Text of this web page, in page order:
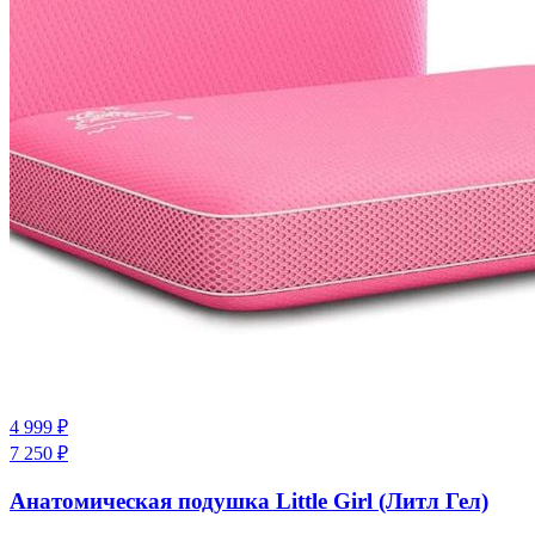
4 999 ₽
7 250 ₽
Анатомическая подушка Little Girl (Литл Гел)